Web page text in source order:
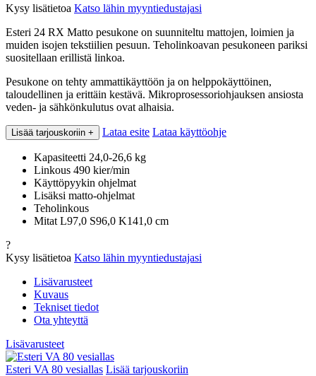
Kysy lisätietoa Katso lähin myyntiedustajasi
Esteri 24 RX Matto pesukone on suunniteltu mattojen, loimien ja
muiden isojen tekstiilien pesuun. Teholinkoavan pesukoneen pariksi
suositellaan erillistä linkoa.
Pesukone on tehty ammattikäyttöön ja on helppokäyttöinen,
taloudellinen ja erittäin kestävä. Mikroprosessoriohjauksen ansiosta
veden- ja sähkönkulutus ovat alhaisia.
Lisää tarjouskoriin + Lataa esite Lataa käyttöohje
Kapasiteetti 24,0-26,6 kg
Linkous 490 kier/min
Käyttöpyykin ohjelmat
Lisäksi matto-ohjelmat
Teholinkous
Mitat L97,0 S96,0 K141,0 cm
?
Kysy lisätietoa Katso lähin myyntiedustajasi
Lisävarusteet
Kuvaus
Tekniset tiedot
Ota yhteyttä
Lisävarusteet
Esteri VA 80 vesiallas Lisää tarjouskoriin